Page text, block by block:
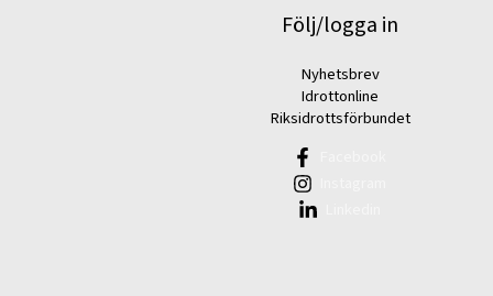
Följ/logga in
Nyhetsbrev
Idrottonline
Riksidrottsförbundet